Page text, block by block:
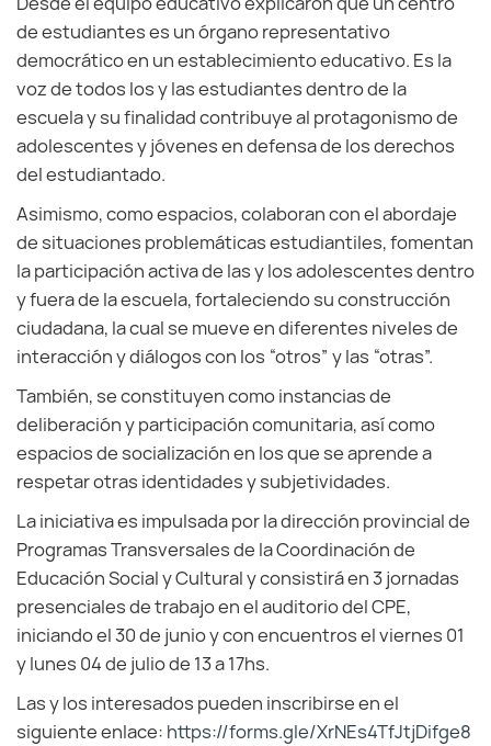
de estudiantes es un órgano representativo
democrático en un establecimiento educativo. Es la
voz de todos los y las estudiantes dentro de la
escuela y su finalidad contribuye al protagonismo de
adolescentes y jóvenes en defensa de los derechos
del estudiantado.
Asimismo, como espacios, colaboran con el abordaje
de situaciones problemáticas estudiantiles, fomentan
la participación activa de las y los adolescentes dentro
y fuera de la escuela, fortaleciendo su construcción
ciudadana, la cual se mueve en diferentes niveles de
interacción y diálogos con los “otros” y las “otras”.
También, se constituyen como instancias de
deliberación y participación comunitaria, así como
espacios de socialización en los que se aprende a
respetar otras identidades y subjetividades.
La iniciativa es impulsada por la dirección provincial de
Programas Transversales de la Coordinación de
Educación Social y Cultural y consistirá en 3 jornadas
presenciales de trabajo en el auditorio del CPE,
iniciando el 30 de junio y con encuentros el viernes 01
y lunes 04 de julio de 13 a 17hs.
Las y los interesados pueden inscribirse en el
siguiente enlace: https://forms.gle/XrNEs4TfJtjDifge8